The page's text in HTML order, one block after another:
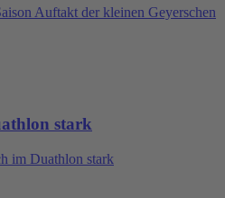
Auftakt der kleinen Geyerschen
stark
im Duathlon stark